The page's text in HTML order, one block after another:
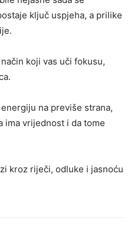
ključ uspjeha, a prilike
koji vas uči fokusu,
na previše strana,
ima vrijednost i da tome
kroz riječi, odluke i jasnoću